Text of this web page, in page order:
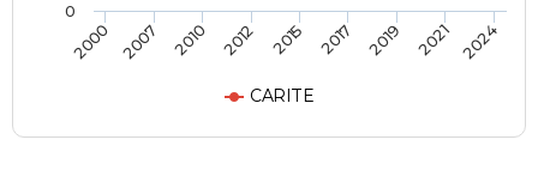
CARITE
2000 2007 2010 2012 2015 2017 2019 2021 2024
0